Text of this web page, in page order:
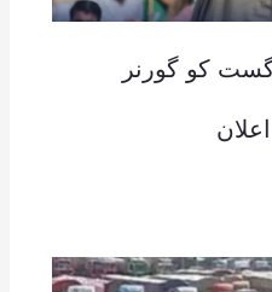
اسلامی کا 9اگست کو گورنر